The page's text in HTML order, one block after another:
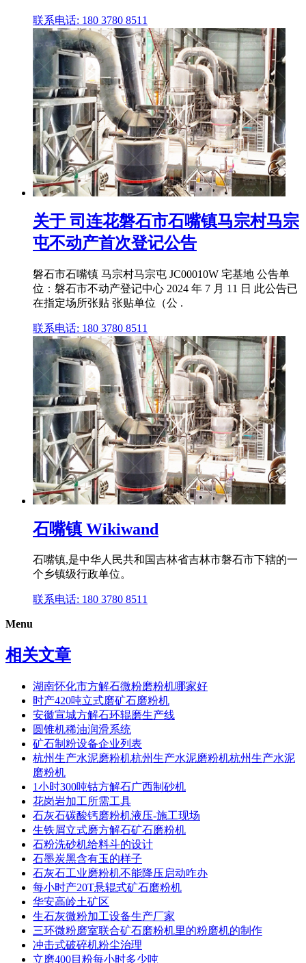
联系电话: 180 3780 8511
关于 司连花磐石市石嘴镇马宗村马宗
屯不动产首次登记公告
磐石市石嘴镇 马宗村马宗屯 JC00010W 宅基地 公告单
位：磐石市不动产登记中心 2024 年 7 月 11 日 此公告已
在指定场所张贴 张贴单位（公 .
联系电话: 180 3780 8511
石嘴镇 Wikiwand
石嘴镇,是中华人民共和国吉林省吉林市磐石市下辖的一
个乡镇级行政单位。
联系电话: 180 3780 8511
Menu
相关文章
湖南怀化市方解石微粉磨粉机哪家好
时产420吨立式磨矿石磨粉机
安徽宣城方解石环辊磨生产线
圆锥机稀油润滑系统
矿石制粉设备企业列表
杭州生产水泥磨粉机杭州生产水泥磨粉机杭州生产水泥
磨粉机
1小时300吨钴方解石广西制砂机
花岗岩加工所需工具
石灰石碳酸钙磨粉机液压-施工现场
生铁屑立式磨方解石矿石磨粉机
石粉洗砂机给料斗的设计
石墨炭黑含有玉的样子
石灰石工业磨粉机不能降压启动咋办
每小时产20T悬辊式矿石磨粉机
华安高岭土矿区
生石灰微粉加工设备生产厂家
三环微粉磨室联合矿石磨粉机里的粉磨机的制作
冲击式破碎机粉尘治理
立磨400目粉每小时多少吨